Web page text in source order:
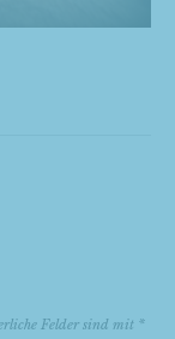
Felder sind mit *